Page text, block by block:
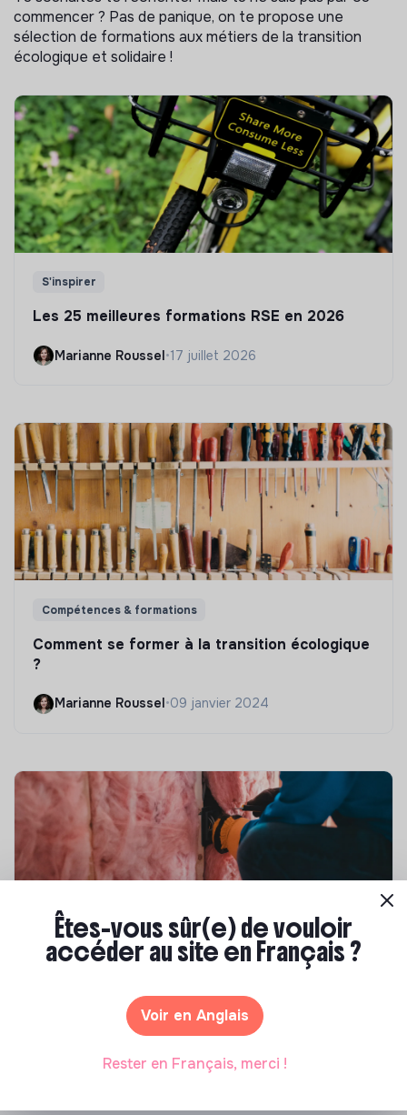
commencer ? Pas de panique, on te propose une
sélection de formations aux métiers de la transition
écologique et solidaire !
S'inspirer
Les 25 meilleures formations RSE en 2026
Marianne Roussel•17 juillet 2026
Compétences & formations
Comment se former à la transition écologique
?
Marianne Roussel •09 janvier 2024
Compétences & formations
Top 8 des formations en rénovation
énergétique des bâtiments
Êtes-vous sûr(e) de vouloir
accéder au site en Français ?
Voir en Anglais
Rester en Français, merci !